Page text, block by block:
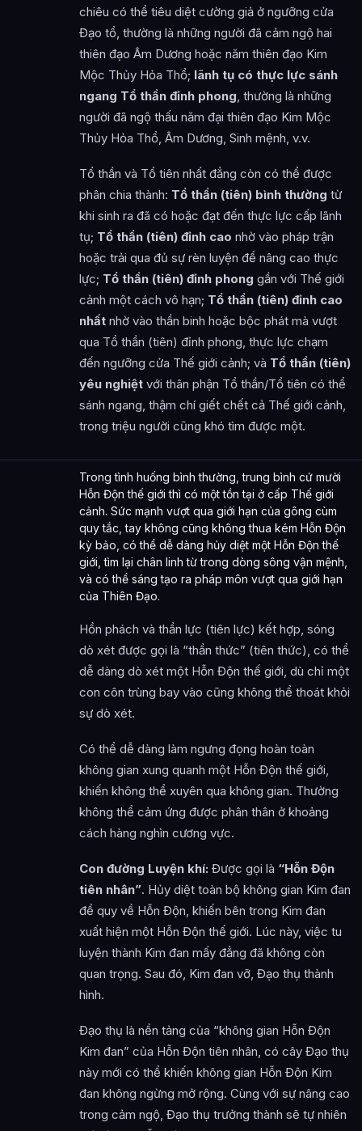
chiêu có thể tiêu diệt cường giả ở ngưỡng cửa
Đạo tổ, thường là những người đã cảm ngộ hai
thiên đạo Âm Dương hoặc năm thiên đạo Kim
Mộc Thủy Hỏa Thổ; lãnh tụ có thực lực sánh
ngang Tổ thần đỉnh phong, thường là những
người đã ngộ thấu năm đại thiên đạo Kim Mộc
Thủy Hỏa Thổ, Âm Dương, Sinh mệnh, v.v.
Tổ thần và Tổ tiên nhất đẳng còn có thể được
phân chia thành: Tổ thần (tiên) bình thường từ
khi sinh ra đã có hoặc đạt đến thực lực cấp lãnh
tụ; Tổ thần (tiên) đỉnh cao nhờ vào pháp trận
hoặc trải qua đủ sự rèn luyện để nâng cao thực
lực; Tổ thần (tiên) đỉnh phong gần với Thế giới
cảnh một cách vô hạn; Tổ thần (tiên) đỉnh cao
nhất nhờ vào thần binh hoặc bộc phát mà vượt
qua Tổ thần (tiên) đỉnh phong, thực lực chạm
đến ngưỡng cửa Thế giới cảnh; và Tổ thần (tiên)
yêu nghiệt với thân phận Tổ thần/Tổ tiên có thể
sánh ngang, thậm chí giết chết cả Thế giới cảnh,
trong triệu người cũng khó tìm được một.
Trong tình huống bình thường, trung bình cứ mười
Hỗn Độn thế giới thì có một tồn tại ở cấp Thế giới
cảnh. Sức mạnh vượt qua giới hạn của gông cùm
quy tắc, tay không cũng không thua kém Hỗn Độn
kỳ bảo, có thể dễ dàng hủy diệt một Hỗn Độn thế
giới, tìm lại chân linh từ trong dòng sông vận mệnh,
và có thể sáng tạo ra pháp môn vượt qua giới hạn
của Thiên Đạo.
Hồn phách và thần lực (tiên lực) kết hợp, sóng
dò xét được gọi là “thần thức” (tiên thức), có thể
dễ dàng dò xét một Hỗn Độn thế giới, dù chỉ một
con côn trùng bay vào cũng không thể thoát khỏi
sự dò xét.
Có thể dễ dàng làm ngưng đọng hoàn toàn
không gian xung quanh một Hỗn Độn thế giới,
khiến không thể xuyên qua không gian. Thường
không thể cảm ứng được phân thân ở khoảng
cách hàng nghìn cương vực.
Con đường Luyện khí: Được gọi là “Hỗn Độn
tiên nhân”. Hủy diệt toàn bộ không gian Kim đan
để quy về Hỗn Độn, khiến bên trong Kim đan
xuất hiện một Hỗn Độn thế giới. Lúc này, việc tu
luyện thành Kim đan mấy đẳng đã không còn
quan trọng. Sau đó, Kim đan vỡ, Đạo thụ thành
hình.
Đạo thụ là nền tảng của “không gian Hỗn Độn
Kim đan” của Hỗn Độn tiên nhân, có cây Đạo thụ
này mới có thể khiến không gian Hỗn Độn Kim
đan không ngừng mở rộng. Cùng với sự nâng cao
trong cảm ngộ, Đạo thụ trưởng thành sẽ tự nhiên